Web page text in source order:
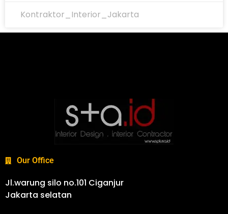
Kontraktor_Interior_Jakarta
Our Office
Jl.warung silo no.101 Ciganjur
Jakarta selatan